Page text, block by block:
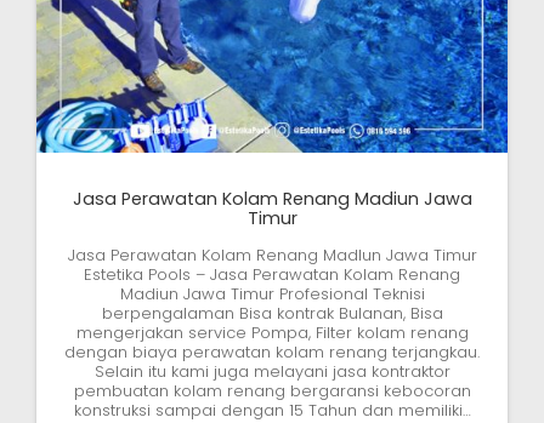
Jasa Perawatan Kolam Renang Madiun Jawa
Timur
Jasa Perawatan Kolam Renang MadIun Jawa Timur
Estetika Pools – Jasa Perawatan Kolam Renang
Madiun Jawa Timur Profesional Teknisi
berpengalaman Bisa kontrak Bulanan, Bisa
mengerjakan service Pompa, Filter kolam renang
dengan biaya perawatan kolam renang terjangkau.
Selain itu kami juga melayani jasa kontraktor
pembuatan kolam renang bergaransi kebocoran
konstruksi sampai dengan 15 Tahun dan memiliki…